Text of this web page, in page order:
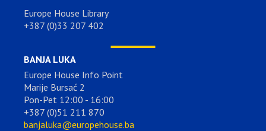
Europe House Library
+387 (0)33 207 402
BANJA LUKA
Europe House Info Point
Marije Bursać 2
Pon-Pet 12:00 - 16:00
+387 (0)51 211 870
banjaluka@europehouse.ba